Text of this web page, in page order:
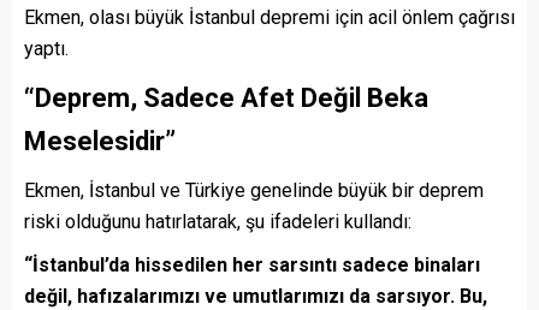
Ekmen, olası büyük İstanbul depremi için acil önlem çağrısı
yaptı.
“Deprem, Sadece Afet Değil Beka
Meselesidir”
Ekmen, İstanbul ve Türkiye genelinde büyük bir deprem
riski olduğunu hatırlatarak, şu ifadeleri kullandı:
“İstanbul’da hissedilen her sarsıntı sadece binaları
değil, hafızalarımızı ve umutlarımızı da sarsıyor. Bu,